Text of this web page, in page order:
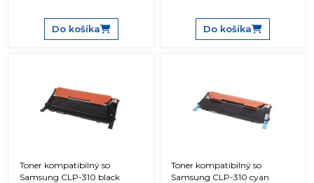
Do košíka Do košíka
Toner kompatibilný so
Samsung CLP-310 black
Toner kompatibilný so
Samsung CLP-310 cyan